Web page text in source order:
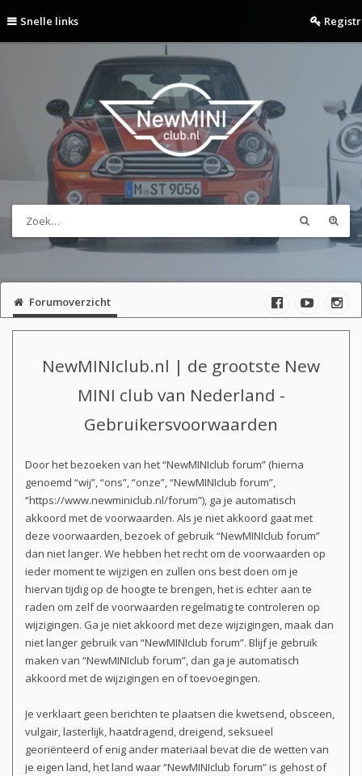
Snelle links
Forumoverzicht
NewMINIclub.nl | de grootste New
MINI club van Nederland -
Gebruikersvoorwaarden
Door het bezoeken van het “NewMINIclub forum” (hierna
genoemd “wij”, “ons”, “onze”, “NewMINIclub forum”,
“https://www.newminiclub.nl/forum”), ga je automatisch
akkoord met de voorwaarden. Als je niet akkoord gaat met
deze voorwaarden, bezoek of gebruik “NewMINIclub forum”
dan niet langer. We hebben het recht om de voorwaarden op
ieder moment te wijzigen en zullen ons best doen om je
hiervan tijdig op de hoogte te brengen, het is echter aan te
raden om zelf de voorwaarden regelmatig te controleren op
wijzigingen. Ga je niet akkoord met deze wijzigingen, maak dan
niet langer gebruik van “NewMINIclub forum”. Blijf je gebruik
maken van “NewMINIclub forum”, dan ga je automatisch
akkoord met de wijzigingen en of toevoegingen.
Je verklaart geen berichten te plaatsen die kwetsend, obsceen,
vulgair, lasterlijk, haatdragend, dreigend, seksueel
georiënteerd of enig ander materiaal bevat die de wetten van
je eigen land, het land waar “NewMINIclub forum” is gehost of